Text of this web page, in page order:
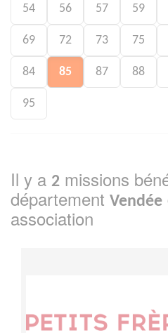
54 56 57 59
69 72 73 75
84 85 87 88
95
Il y a 2 missions
département Vendée
association